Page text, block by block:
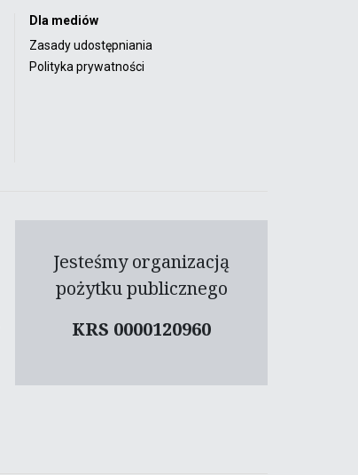
Dla mediów
Zasady udostępniania
Polityka prywatności
Jesteśmy organizacją
pożytku publicznego
KRS 0000120960